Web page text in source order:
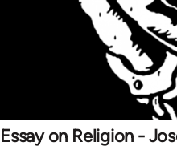
Essay on Religion -